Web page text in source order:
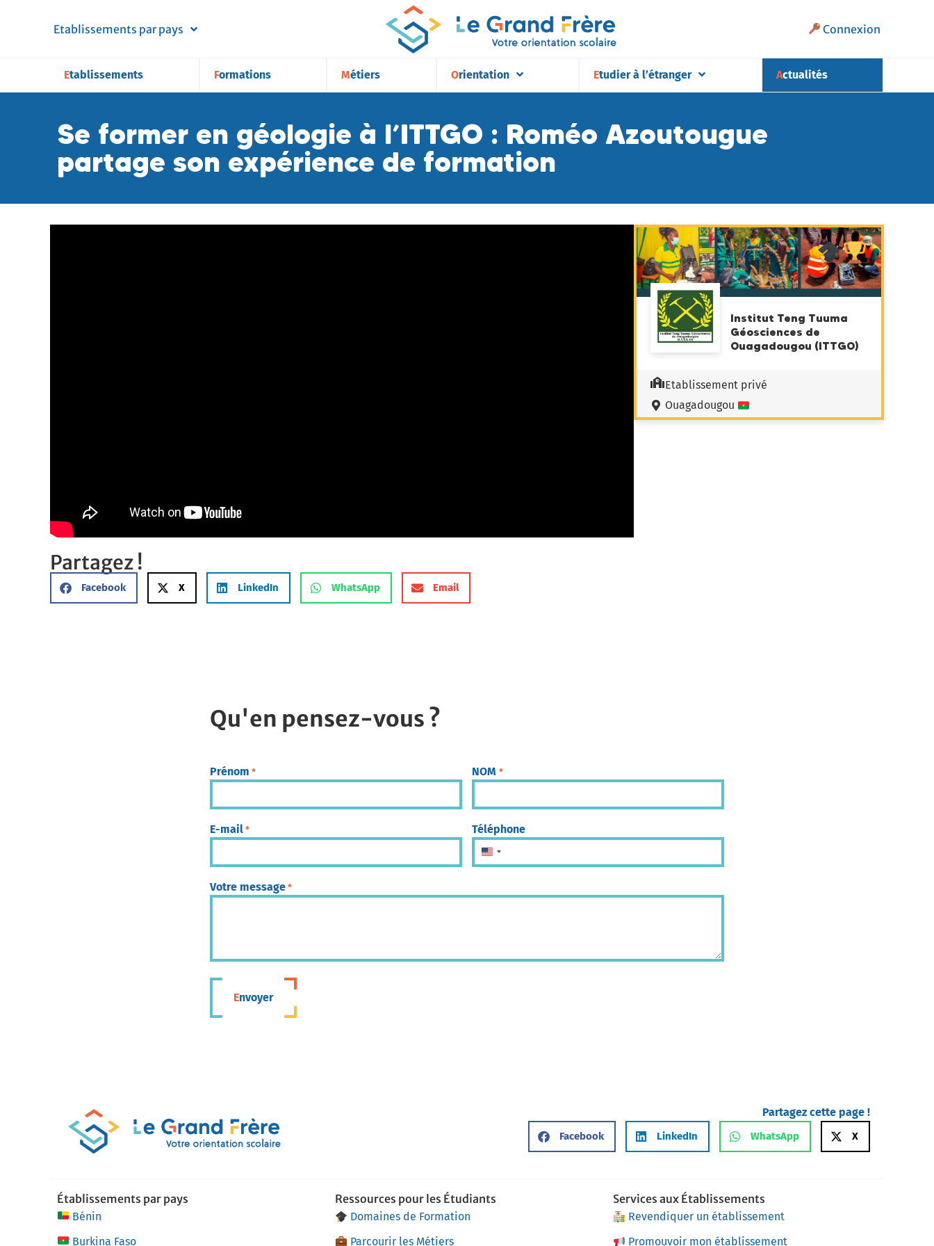
Etablissements par pays Connexion
Etablissements Formations Métiers Orientation Etudier à l’étranger Actualités
Se former en géologie à l’ITTGO : Roméo Azoutougue
partage son expérience de formation
Partagez !
Facebook X LinkedIn WhatsApp Email
Institut Teng Tuuma
Géosciences de
Ouagadougou (ITTGO)
Etablissement privé
Ouagadougou
Qu'en pensez-vous ?
Prénom * NOM *
E-mail *
Téléphone
États-Unis +1
Votre message *
Envoyer
Partagez cette page !
Facebook LinkedIn WhatsApp X
Établissements par pays
Bénin
Burkina Faso
Ressources pour les Étudiants
Domaines de Formation
Parcourir les Métiers
Services aux Établissements
Revendiquer un établissement
Promouvoir mon établissement